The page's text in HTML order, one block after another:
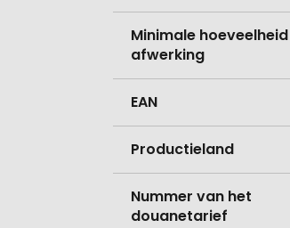
Minimale
afwerking
EAN
Productieland
Nummer van het
douanetarief